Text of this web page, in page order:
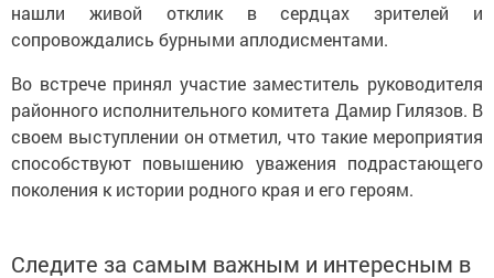
нашли живой отклик в сердцах зрителей и
сопровождались бурными аплодисментами.
Во встрече принял участие заместитель руководителя
районного исполнительного комитета Дамир Гилязов. В
своем выступлении он отметил, что такие мероприятия
способствуют повышению уважения подрастающего
поколения к истории родного края и его героям.
Следите за самым важным и интересным в